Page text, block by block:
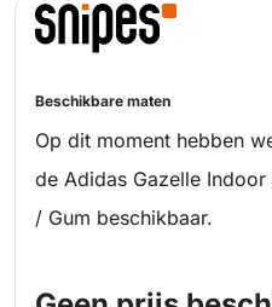
Beschikbare maten
Op dit moment hebben
de Adidas Gazelle
/ Gum beschikbaar.